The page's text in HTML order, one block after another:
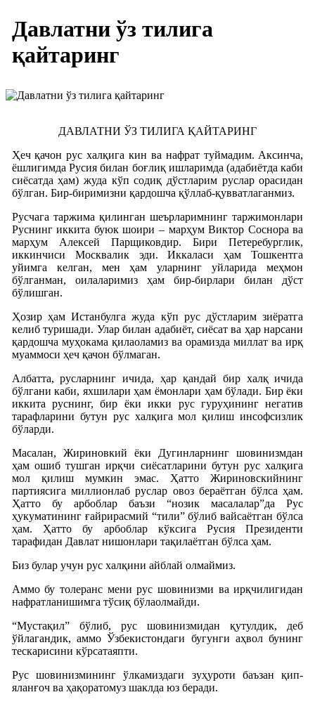
Давлатни ўз тилига
қайтаринг
ДАВЛАТНИ ЎЗ ТИЛИГА ҚАЙТАРИНГ
Ҳеч қачон рус халқига кин ва нафрат туймадим. Аксинча,
ёшлигимда Русия билан боғлиқ ишларимда (адабиётда каби
сиёсатда ҳам) жуда кўп содиқ дўстларим руслар орасидан
бўлган. Бир-биримизни қардошча қўллаб-қувватлаганмиз.
Русчага таржима қилинган шеърларимнинг таржимонлари
Руснинг иккита буюк шоири – марҳум Виктор Соснора ва
марҳум Алексей Парщиковдир. Бири Петеребурглик,
иккинчиси Москвалик эди. Иккаласи ҳам Тошкентга
уйимга келган, мен ҳам уларнинг уйларида меҳмон
бўлганман, оилаларимиз ҳам бир-бирлари билан дўст
бўлишган.
Ҳозир ҳам Истанбулга жуда кўп рус дўстларим зиёратга
келиб туришади. Улар билан адабиёт, сиёсат ва ҳар нарсани
қардошча муҳокама қилаоламиз ва орамизда миллат ва ирқ
муаммоси ҳеч қачон бўлмаган.
Албатта, русларнинг ичида, ҳар қандай бир халқ ичида
бўлгани каби, яхшилари ҳам ёмонлари ҳам бўлади. Бир ёки
иккита руснинг, бир ёки икки рус гуруҳининг негатив
тарафларини бутун рус халқига мол қилиш инсофсизлик
бўларди.
Масалан, Жириновкий ёки Дугинларнинг шовинизмдан
ҳам ошиб тушган ирқчи сиёсатларини бутун рус халқига
мол қилиш мумкин эмас. Ҳатто Жириновскийнинг
партиясига миллионлаб руслар овоз бераётган бўлса ҳам.
Ҳатто бу арбоблар баъзи “нозик масалалар”да Рус
ҳукуматининг ғайрирасмий “тили” бўлиб вайсаётган бўлса
ҳам. Ҳатто бу арбоблар кўксига Русия Президенти
тарафидан Давлат нишонлари тақилаётган бўлса ҳам.
Биз булар учун рус халқини айблай олмаймиз.
Аммо бу толеранс мени рус шовинизми ва ирқчилигидан
нафратланишимга тўсиқ бўлаолмайди.
“Мустақил” бўлиб, рус шовинизмидан қутулдик, деб
ўйлагандик, аммо Ўзбекистондаги бугунги аҳвол бунинг
тескарисини кўрсатаяпти.
Рус шовинизмининг ўлкамиздаги зуҳуроти баъзан қип-
яланғоч ва ҳақоратомуз шаклда юз беради.